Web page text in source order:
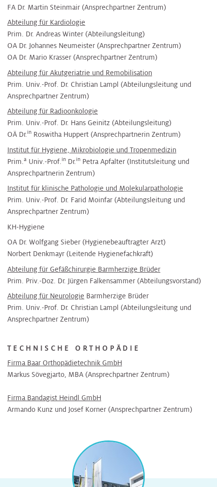
FA Dr. Martin Steinmair (Ansprechpartner Zentrum)
Abteilung für Kardiologie
Prim. Dr. Andreas Winter (Abteilungsleitung)
OA Dr. Johannes Neumeister (Ansprechpartner Zentrum)
OA Dr. Mario Krasser (Ansprechpartner Zentrum)
Abteilung für Akutgeriatrie und Remobilisation
Prim. Univ.-Prof. Dr. Christian Lampl (Abteilungsleitung und
Ansprechpartner Zentrum)
Abteilung für Radioonkologie
Prim. Univ.-Prof. Dr. Hans Geinitz (Abteilungsleitung)
OÄ Dr.in Roswitha Huppert (Ansprechpartnerin Zentrum)
Institut für Hygiene, Mikrobiologie und Tropenmedizin
Prim.a Univ.-Prof.in Dr.in Petra Apfalter (Institutsleitung und
Ansprechpartnerin Zentrum)
Institut für klinische Pathologie und Molekularpathologie
Prim. Univ.-Prof. Dr. Farid Moinfar (Abteilungsleitung und
Ansprechpartner Zentrum)
KH-Hygiene
OA Dr. Wolfgang Sieber (Hygienebeauftragter Arzt)
Norbert Denkmayr (Leitende Hygienefachkraft)
Abteilung für Gefäßchirurgie Barmherzige Brüder
Prim. Priv.-Doz. Dr. Jürgen Falkensammer (Abteilungsvorstand)
Abteilung für Neurologie Barmherzige Brüder
Prim. Univ.-Prof. Dr. Christian Lampl (Abteilungsleitung und
Ansprechpartner Zentrum)
TECHNISCHE ORTHOPÄDIE
Firma Baar Orthopädietechnik GmbH
Markus Sövegjarto, MBA (Ansprechpartner Zentrum)
Firma Bandagist Heindl GmbH
Armando Kunz und Josef Korner (Ansprechpartner Zentrum)